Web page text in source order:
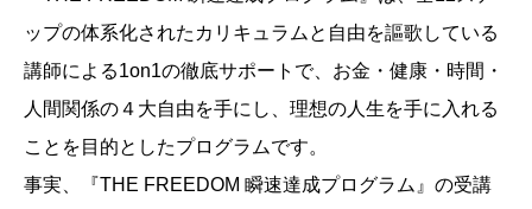
ップの体系化されたカリキュラムと自由を謳歌している
講師による1on1の徹底サポートで、お金・健康・時間・
人間関係の４大自由を手にし、理想の人生を手に入れる
ことを目的としたプログラムです。
事実、『THE FREEDOM 瞬速達成プログラム』の受講